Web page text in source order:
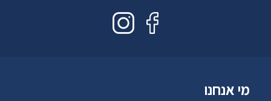
מי אנחנו